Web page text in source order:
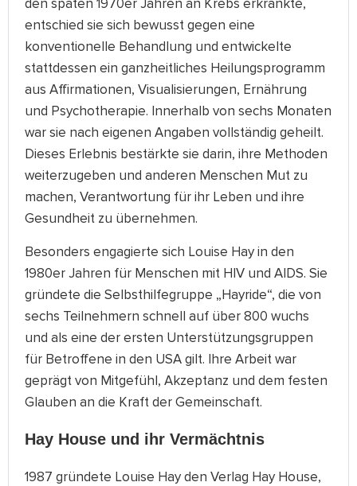
den späten 1970er Jahren an Krebs erkrankte,
entschied sie sich bewusst gegen eine
konventionelle Behandlung und entwickelte
stattdessen ein ganzheitliches Heilungsprogramm
aus Affirmationen, Visualisierungen, Ernährung
und Psychotherapie. Innerhalb von sechs Monaten
war sie nach eigenen Angaben vollständig geheilt.
Dieses Erlebnis bestärkte sie darin, ihre Methoden
weiterzugeben und anderen Menschen Mut zu
machen, Verantwortung für ihr Leben und ihre
Gesundheit zu übernehmen.
Besonders engagierte sich Louise Hay in den
1980er Jahren für Menschen mit HIV und AIDS. Sie
gründete die Selbsthilfegruppe „Hayride“, die von
sechs Teilnehmern schnell auf über 800 wuchs
und als eine der ersten Unterstützungsgruppen
für Betroffene in den USA gilt. Ihre Arbeit war
geprägt von Mitgefühl, Akzeptanz und dem festen
Glauben an die Kraft der Gemeinschaft.
Hay House und ihr Vermächtnis
1987 gründete Louise Hay den Verlag Hay House,